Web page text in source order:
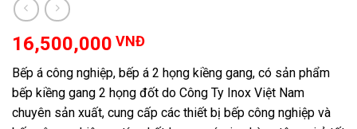
16,500,000 VNĐ
Bếp á công nghiệp, bếp á 2 họng kiềng gang, có sản phẩm
bếp kiềng gang 2 họng đốt do Công Ty Inox Việt Nam
chuyên sản xuất, cung cấp các thiết bị bếp công nghiệp và